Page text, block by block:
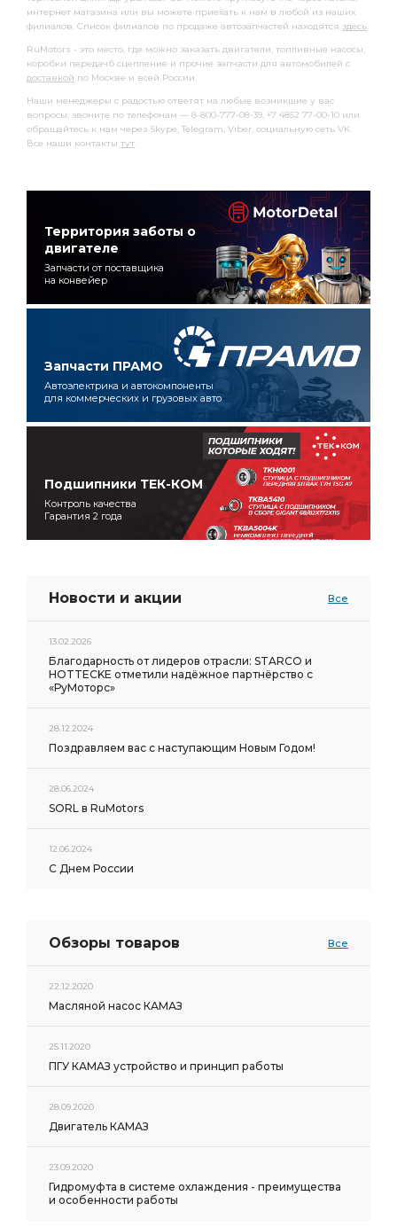
интернет магазина или вы можете приехать к нам в любой из наших
филиалов. Список филиалов по продаже автозапчастей находятся здесь.
RuMotors - это место, где можно заказать двигатели, топливные насосы,
коробки передачб сцепление и прочие запчасти для автомобилей с
доставкой по Москве и всей России.
Наши менеджеры с радостью ответят на любые возникшие у вас
вопросы, звоните по телефонам — 8-800-777-08-39, +7 4852 77-00-10 или
обращайтесь к нам через Skype, Telegram, Viber, социальную сеть VK.
Все наши контакты тут.
Территория заботы о
двигателе
Запчасти от поставщика
на конвейер
Запчасти ПРАМО
Автоэлектрика и автокомпоненты
для коммерческих и грузовых авто
Подшипники ТЕК-КОМ
Контроль качества
Гарантия 2 года
Новости и акции Все
13.02.2026
Благодарность от лидеров отрасли: STARCO и
HOTTECKE отметили надёжное партнёрство с
«РуМоторс»
28.12.2024
Поздравляем вас с наступающим Новым Годом!
28.06.2024
SORL в RuMotors
12.06.2024
С Днем России
Обзоры товаров Все
22.12.2020
Масляной насос КАМАЗ
25.11.2020
ПГУ КАМАЗ устройство и принцип работы
28.09.2020
Двигатель КАМАЗ
23.09.2020
Гидромуфта в системе охлаждения - преимущества
и особенности работы